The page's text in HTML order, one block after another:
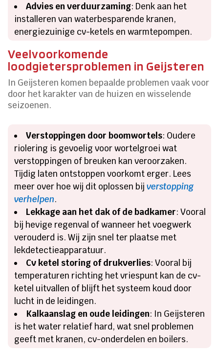
Advies en verduurzaming: Denk aan het
installeren van waterbesparende kranen,
energiezuinige cv-ketels en warmtepompen.​
Veelvoorkomende
loodgietersproblemen in Geijsteren
In Geijsteren komen bepaalde problemen vaak voor
door het karakter van de huizen en wisselende
seizoenen.​
Verstoppingen door boomwortels: Oudere
riolering is gevoelig voor wortelgroei wat
verstoppingen of breuken kan veroorzaken.​
Tijdig laten ontstoppen voorkomt erger.​ Lees
meer over hoe wij dit oplossen bijverstopping
verhelpen.​
Lekkage aan het dak of de badkamer: Vooral
bij hevige regenval of wanneer het voegwerk
verouderd is.​ Wij zijn snel ter plaatse met
lekdetectieapparatuur.​
Cv ketel storing of drukverlies: Vooral bij
temperaturen richting het vriespunt kan de cv-
ketel uitvallen of blijft het systeem koud door
lucht in de leidingen.​
Kalkaanslag en oude leidingen: In Geijsteren
is het water relatief hard, wat snel problemen
geeft met kranen, cv-onderdelen en boilers.​